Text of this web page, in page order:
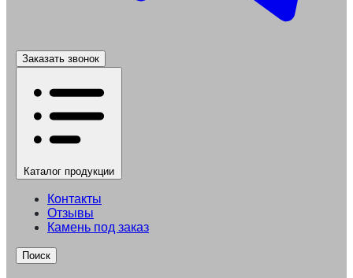
Заказать звонок
Каталог продукции
Контакты
Отзывы
Камень под заказ
Поиск